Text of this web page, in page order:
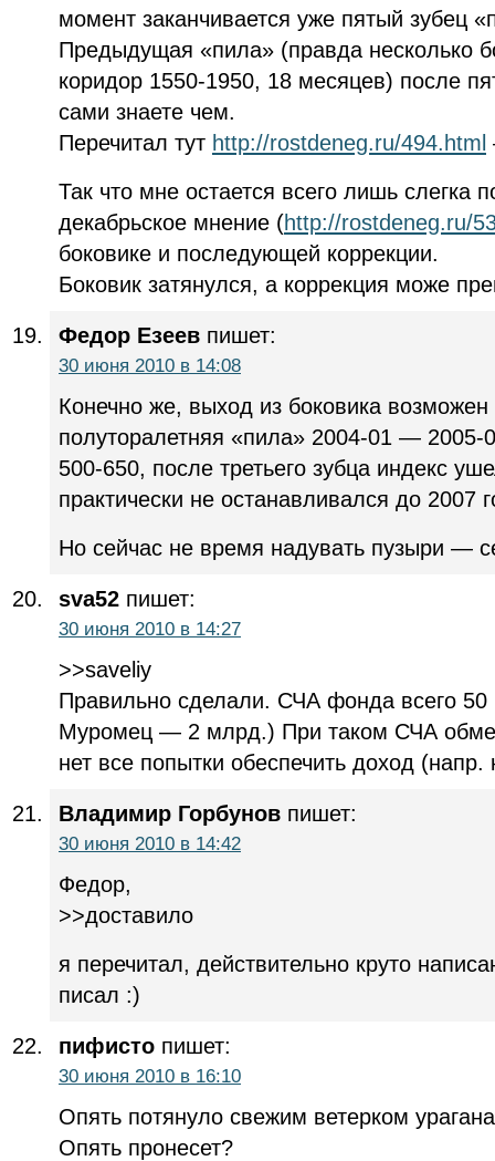
момент заканчивается уже пятый зубец
Предыдущая «пила» (правда несколько
коридор 1550-1950, 18 месяцев) после
сами знаете чем.
Перечитал тут http://rostdeneg.ru/494.html
Так что мне остается всего лишь слегка
декабрьское мнение (http://rostdeneg.ru/
боковике и последующей коррекции.
Боковик затянулся, а коррекция може
Федор Езеев пишет:
30 июня 2010 в 14:08
Конечно же, выход из боковика
полуторалетняя «пила» 2004-01 — 2005-
500-650, после третьего зубца индекс
практически не останавливался до 2007
Но сейчас не время надувать пузыри —
sva52 пишет:
30 июня 2010 в 14:27
>>saveliy
Правильно сделали. СЧА фонда всего
Муромец — 2 млрд.) При таком СЧА
нет все попытки обеспечить доход (напр.
Владимир Горбунов пишет:
30 июня 2010 в 14:42
Федор,
>>доставило
я перечитал, действительно круто
писал :)
пифисто пишет:
30 июня 2010 в 16:10
Опять потянуло свежим ветерком
Опять пронесет?